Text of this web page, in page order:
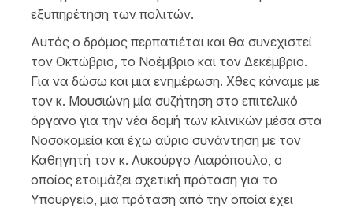
εξυπηρέτηση των πολιτών.
Αυτός ο δρόμος περπατιέται και θα συνεχιστεί
τον Οκτώβριο, το Νοέμβριο και τον Δεκέμβριο.
Για να δώσω και μια ενημέρωση. Χθες κάναμε με
τον κ. Μουσιώνη μία συζήτηση στο επιτελικό
όργανο για την νέα δομή των κλινικών μέσα στα
Νοσοκομεία και έχω αύριο συνάντηση με τον
Καθηγητή τον κ. Λυκούργο Λιαρόπουλο, ο
οποίος ετοιμάζει σχετική πρόταση για το
Υπουργείο, μια πρόταση από την οποία έχει